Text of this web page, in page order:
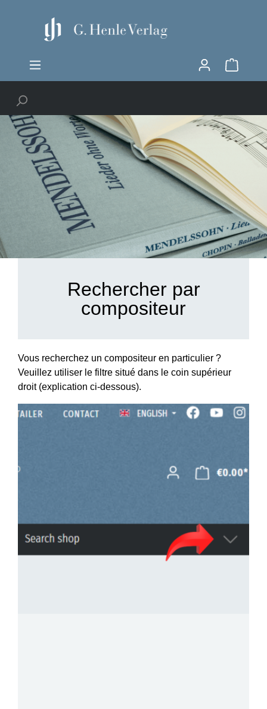
Rechercher par
compositeur
Vous recherchez un compositeur en particulier ?
Veuillez utiliser le filtre situé dans le coin supérieur
droit (explication ci-dessous).